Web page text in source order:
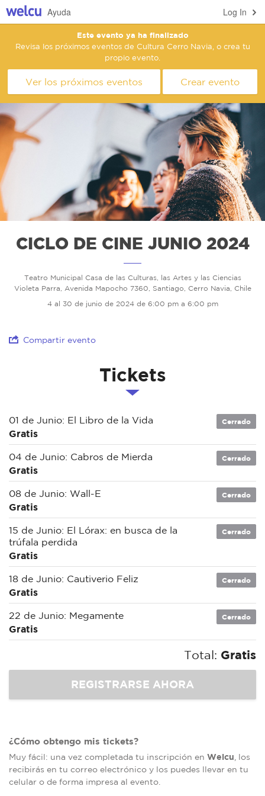
Log In
Ayuda
Este evento ya ha finalizado
Revisa los próximos eventos de Cultura Cerro Navia, o crea tu
propio evento.
Ver los próximos eventos Crear evento
CICLO DE CINE JUNIO 2024
Teatro Municipal Casa de las Culturas, las Artes y las Ciencias
Violeta Parra, Avenida Mapocho 7360, Santiago, Cerro Navia, Chile
4 al 30 de junio de 2024 de 6:00 pm a 6:00 pm
Compartir evento
Tickets
01 de Junio: El Libro de la Vida
Gratis
Cerrado
04 de Junio: Cabros de Mierda
Gratis
Cerrado
08 de Junio: Wall-E
Gratis
Cerrado
15 de Junio: El Lórax: en busca de la
trúfala perdida
Gratis
Cerrado
18 de Junio: Cautiverio Feliz
Gratis
Cerrado
22 de Junio: Megamente
Gratis
Cerrado
Total: Gratis
¿Cómo obtengo mis tickets?
Muy fácil: una vez completada tu inscripción en Welcu , los
recibirás en tu correo electrónico y los puedes llevar en tu
celular o de forma impresa al evento.